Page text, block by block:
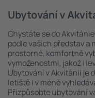
Ubytování v
Chystáte se do
podle vašich představ a
prostorné, komfortně
vymoženostmi, jakož i
Ubytování v Akvitánii je
letiště i v méně
Přizpůsobte ubytování